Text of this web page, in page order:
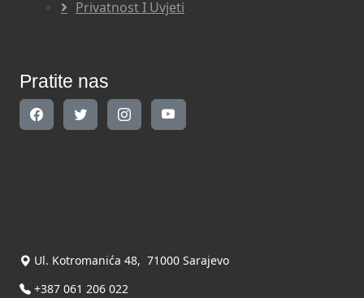
Privatnost I Uvjeti
Pratite nas
Ul. Kotromanića 48, 71000 Sarajevo
+387 061 206 022